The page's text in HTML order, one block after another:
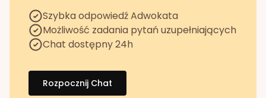
Szybka odpowiedź Adwokata
Możliwość zadania pytań uzupełniających
Chat dostępny 24h
Rozpocznij Chat